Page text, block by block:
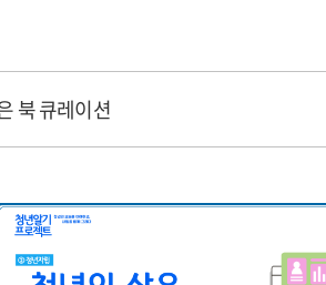
북 큐레이션